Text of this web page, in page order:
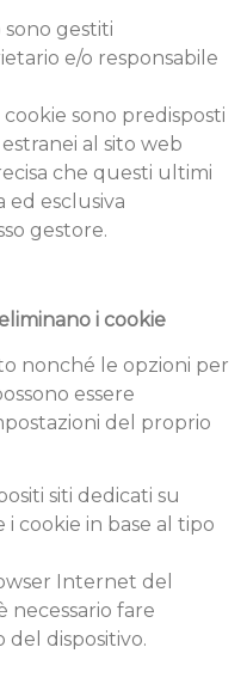
gestiti
e/o responsabile
sono predisposti
al sito web
che questi ultimi
ed esclusiva
gestore.
i cookie
nonché le opzioni per
essere
del proprio
siti dedicati su
cookie in base al tipo
Internet del
fare
del dispositivo.